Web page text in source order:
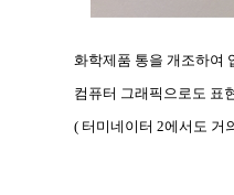
화학제품 통을 개조하여
컴퓨터 그래픽으로도 표
( 터미네이터 2에서도 거